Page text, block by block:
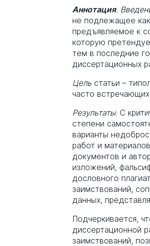
Аннотация.
не подлежащее
предъявляемое к
которую
тем в последние
диссертационных
Цельстатьи –
часто
Результаты. С
степени
варианты
работ и
документов и
изложений,
дословного
заимствований,
данных,
Подчеркивается,
диссертационной
заимствований,